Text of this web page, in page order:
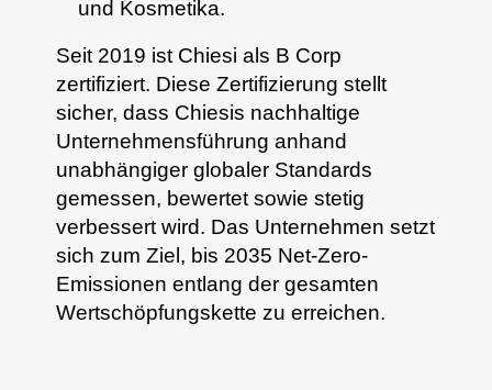
und Kosmetika.
Seit 2019 ist Chiesi als B Corp
zertifiziert. Diese Zertifizierung stellt
sicher, dass Chiesis nachhaltige
Unternehmensführung anhand
unabhängiger globaler Standards
gemessen, bewertet sowie stetig
verbessert wird. Das Unternehmen setzt
sich zum Ziel, bis 2035 Net-Zero-
Emissionen entlang der gesamten
Wertschöpfungskette zu erreichen.